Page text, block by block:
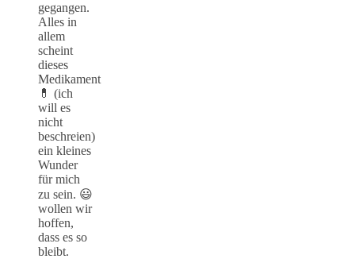
gegangen.
Alles in
allem
scheint
dieses
Medikament
💊 (ich
will es
nicht
beschreien)
ein kleines
Wunder
für mich
zu sein. 😃
wollen wir
hoffen,
dass es so
bleibt.